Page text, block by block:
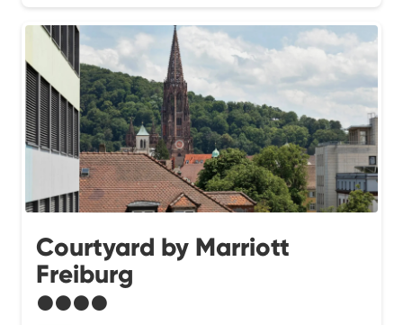
Courtyard by Marriott
Freiburg
●●●●